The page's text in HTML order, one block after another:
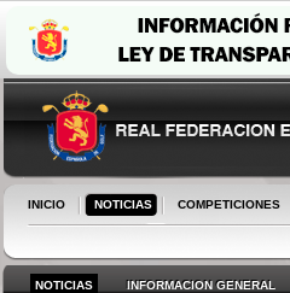
INICIO NOTICIAS COMPETICIONES
NOTICIAS INFORMACION GENERAL